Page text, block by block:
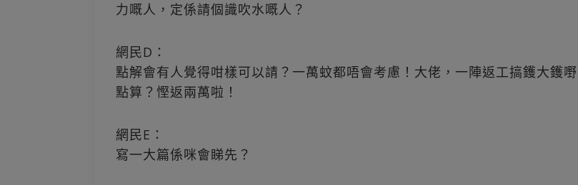
力嘅人，定係請個識吹水嘅人？
網民D：
點解會有人覺得咁樣可以請？一萬蚊都唔會考慮！大佬，一陣返工搞鑊大鑊嘢
點算？慳返兩萬啦！
網民E：
寫一大篇係咪會睇先？